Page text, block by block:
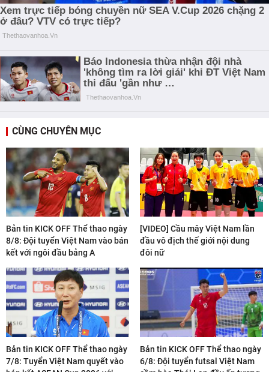
CÙNG CHUYÊN MỤC
Bản tin KICK OFF Thể thao ngày
8/8: Đội tuyển Việt Nam vào bán
kết với ngôi đầu bảng A
[VIDEO] Cầu mây Việt Nam lần
đầu vô địch thế giới nội dung
đôi nữ
Bản tin KICK OFF Thể thao ngày
7/8: Tuyển Việt Nam quyết vào
Bản tin KICK OFF Thể thao ngày
6/8: Đội tuyển futsal Việt Nam